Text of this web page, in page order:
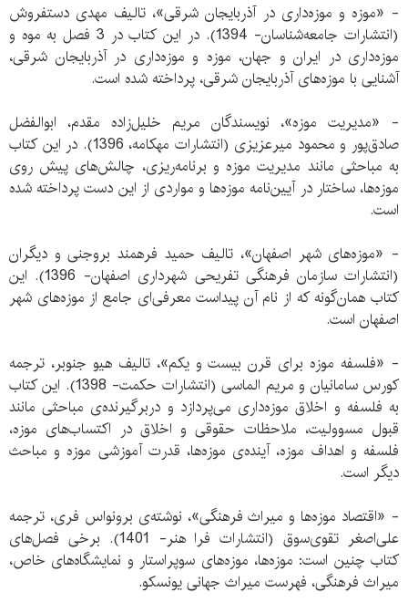
- «موزه و موزه‌داری در آذربایجان شرقی»، تالیف مهدی دستفروش
(انتشارات جامعه‌شناسان- 1394). در این کتاب در 3 فصل به موه و
موزه‌داری در ایران و جهان، موزه و موزه‌داری در آذربایجان شرقی،
آشنایی با موزه‌های آذربایجان شرقی، پرداخته شده است.
- «مدیریت موزه»، نویسندگان مریم خلیل‌زاده مقدم، ابوالفضل
صادق‌پور و محمود میرعزیزی (انتشارات مهکامه، 1396). در این کتاب
به مباحثی مانند مدیریت موزه و برنامه‌ریزی، چالش‌های پیش روی
موزه‌ها، ساختار در آیین‌نامه‌ موزه‌ها و مواردی از این دست پرداخته شده
است.
- «موزه‌های شهر اصفهان»، تالیف حمید فرهمند بروجنی و دیگران
(انتشارات سازمان فرهنگی تفریحی شهرداری اصفهان- 1396). این
کتاب همان‌گونه که از نام آن پیداست معرفی‌ای جامع از موزه‌های شهر
اصفهان است.
- «فلسفه موزه برای قرن بیست و یکم»، تالیف هیو جنوبر، ترجمه
کورس سامانیان و مریم الماسی (انتشارات حکمت- 1398). این کتاب
به فلسفه و اخلاق موزه‌داری می‌پردازد و دربرگیرنده‌ی مباحثی مانند
قبول مسوولیت، ملاحظات حقوقی و اخلاق در اکتساب‌های موزه،
فلسفه و اهداف موزه، آینده‌ی موزه‌ها، قدرت آموزشی موزه و مباحث
دیگر است.
- «اقتصاد موزه‌ها و میراث فرهنگی»، نوشته‌ی برونواس فری، ترجمه
علی‌اصغر تقوی‌سوق (انتشارات فرا هنر- 1401). برخی فصل‌های
کتاب چنین است: موزه‌ها، موزه‌های سوپراستار و نمایشگاه‌های خاص،
میراث فرهنگی، فهرست میراث جهانی یونسکو.